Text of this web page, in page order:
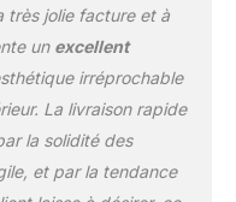
très jolie facture et à
un excellent
irréprochable
La livraison rapide
la solidité des
et par la tendance